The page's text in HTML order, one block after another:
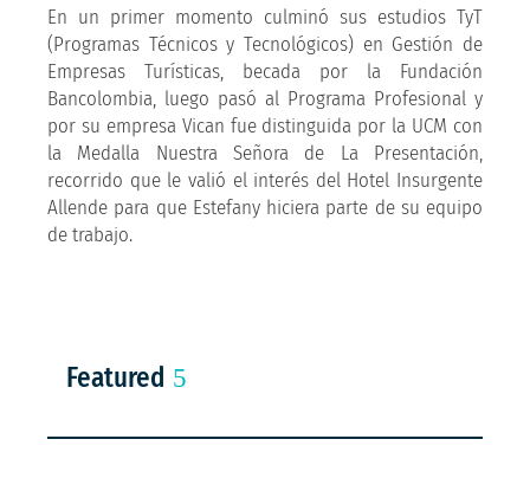
En un primer momento culminó sus estudios TyT
(Programas Técnicos y Tecnológicos) en Gestión de
Empresas Turísticas, becada por la Fundación
Bancolombia, luego pasó al Programa Profesional y
por su empresa Vican fue distinguida por la UCM con
la Medalla Nuestra Señora de La Presentación,
recorrido que le valió el interés del Hotel Insurgente
Allende para que Estefany hiciera parte de su equipo
de trabajo.
Featured